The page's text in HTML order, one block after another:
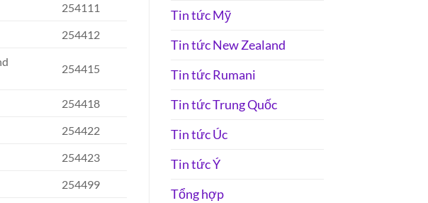
254111
254412
254415
254418
254422
254423
254499
Tin tức Mỹ
Tin tức New Zealand
Tin tức Rumani
Tin tức Trung Quốc
Tin tức Úc
Tin tức Ý
Tổng hợp